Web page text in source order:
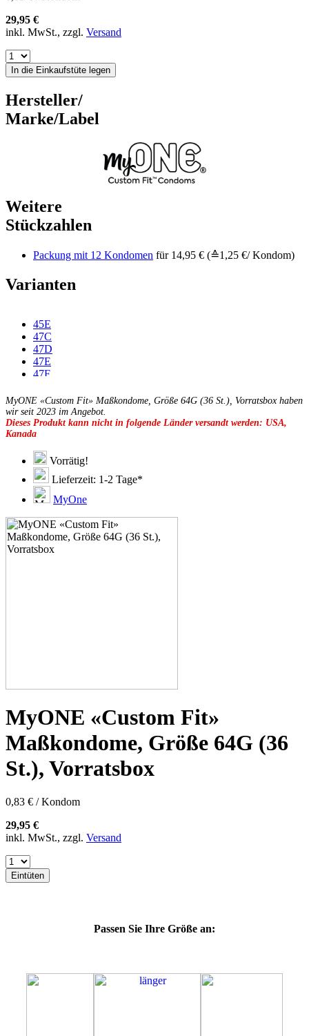
29,95 €
inkl. MwSt., zzgl. Versand
In die Einkaufstüte legen
Hersteller/
Marke/Label
Weitere
Stückzahlen
Packung mit 12 Kondomen für 14,95 € (≙1,25 €/ Kondom)
Varianten
45E
47C
47D
47E
47F
49D
49E
49F
49G
51C
51D
51E
51F
51G
53C
53D
53E
57G
57H
57K
60E
60F
60G
60J
60K
60L
64E
64L
64M
MyONE «Custom Fit» Maßkondome, Größe 64G (36 St.), Vorratsbox haben
wir seit 2023 im Angebot.
Dieses Produkt kann nicht in folgende Länder versandt werden: USA,
Kanada
Vorrätig!
Lieferzeit: 1-2 Tage*
MyOne
MyONE «Custom Fit»
Maßkondome, Größe 64G (36
St.), Vorratsbox
0,83 € / Kondom
29,95 €
inkl. MwSt., zzgl. Versand
Eintüten
Passen Sie Ihre Größe an: